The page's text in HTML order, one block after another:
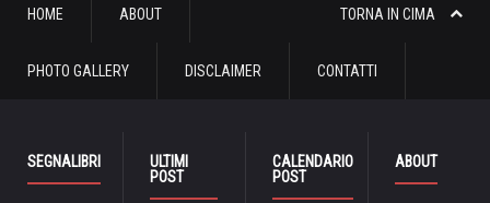
TORNA IN CIMA
HOME ABOUT
PHOTO GALLERY DISCLAIMER CONTATTI
SEGNALIBRI
ULTIMI
POST
CALENDARIO
POST
ABOUT